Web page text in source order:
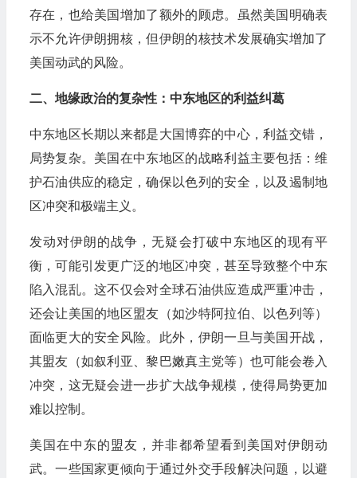
存在，也给美国增加了额外的顾虑。虽然美国明确表
示不允许伊朗拥核，但伊朗的核技术发展确实增加了
美国动武的风险。
二、地缘政治的复杂性：中东地区的利益纠葛
中东地区长期以来都是大国博弈的中心，利益交错，
局势复杂。美国在中东地区的战略利益主要包括：维
护石油供应的稳定，确保以色列的安全，以及遏制地
区冲突和极端主义。
发动对伊朗的战争，无疑会打破中东地区的现有平
衡，可能引发更广泛的地区冲突，甚至导致整个中东
陷入混乱。这不仅会对全球石油供应造成严重冲击，
还会让美国的地区盟友（如沙特阿拉伯、以色列等）
面临更大的安全风险。此外，伊朗一旦与美国开战，
其盟友（如叙利亚、黎巴嫩真主党等）也可能会卷入
冲突，这无疑会进一步扩大战争规模，使得局势更加
难以控制。
美国在中东的盟友，并非都希望看到美国对伊朗动
武。一些国家更倾向于通过外交手段解决问题，以避